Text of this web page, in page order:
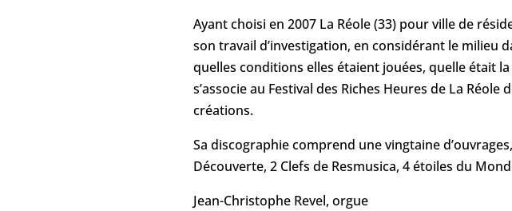
Ayant choisi en 2007 La Réole (33) pour ville de
son travail d’investigation, en considérant le milieu
quelles conditions elles étaient jouées, quelle était
s’associe au Festival des Riches Heures de La
créations.
Sa discographie comprend une vingtaine
Découverte, 2 Clefs de Resmusica, 4 étoiles du
Jean-